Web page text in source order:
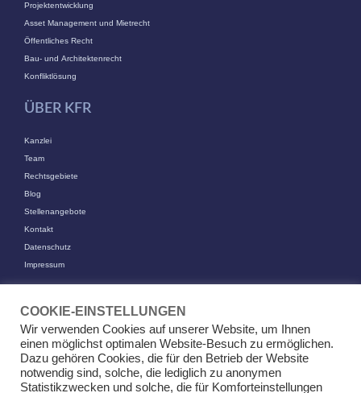
Projektentwicklung
Asset Management und Mietrecht
Öffentliches Recht
Bau- und Architektenrecht
Konfliktlösung
ÜBER KFR
Kanzlei
Team
Rechtsgebiete
Blog
Stellenangebote
Kontakt
Datenschutz
Impressum
KFR Kirchhoff Franke Riethmüller Partnerschaft von Rechtsanwälten
mbB
Am Kaiserkai 69
20457 Hamburg
COOKIE-EINSTELLUNGEN
Wir verwenden Cookies auf unserer Website, um Ihnen
einen möglichst optimalen Website-Besuch zu ermöglichen.
Dazu gehören Cookies, die für den Betrieb der Website
notwendig sind, solche, die lediglich zu anonymen
Statistikzwecken und solche, die für Komforteinstellungen